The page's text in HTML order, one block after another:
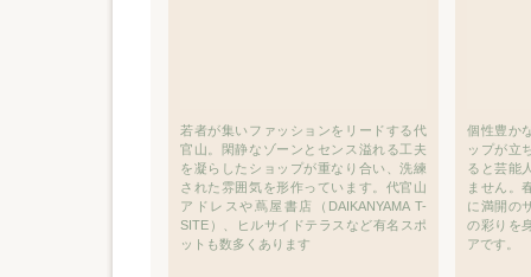
若者が集いファッションをリードする代
官山。閑静なゾーンとセンス溢れる工夫
を凝らしたショップが重なり合い、洗練
された雰囲気を形作っています。代官山
アドレスや蔦屋書店（DAIKANYAMA T-
SITE）、ヒルサイドテラスなど有名スポ
ットも数多くあります
個性豊か
ップが立
ると芸能
ません。
に満開の
の彩りを
アです。